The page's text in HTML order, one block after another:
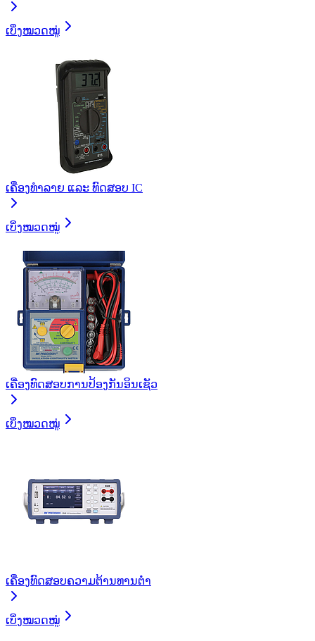
ເບິ່ງໝວດໝູ່
ເຄື່ອງທໍາລາຍ ແລະ ທົດສອບ IC
ເບິ່ງໝວດໝູ່
ເຄື່ອງທົດສອບການປ້ອງກັນອິນເຊັວ
ເບິ່ງໝວດໝູ່
ເຄື່ອງທົດສອບຄວາມຕ້ານທານຕໍ່າ
ເບິ່ງໝວດໝູ່